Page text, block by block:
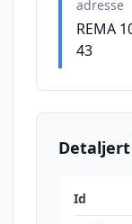
adresse
REMA
43
Id